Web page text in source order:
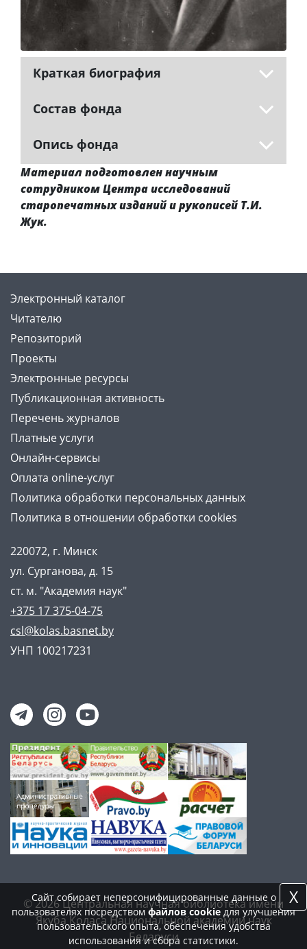
Краткая биография
Состав фонда
Опись фонда
Материал подготовлен научным
сотрудником Центра исследований
старопечатных изданий и рукописей Т.И.
Жук.
Электронный каталог
Читателю
Репозиторий
Проекты
Электронные ресурсы
Публикационная активность
Перечень журналов
Платные услуги
Онлайн-сервисы
Оплата online-услуг
Политика обработки персональных данных
Политика в отношении обработки cookies
220072, г. Минск
ул. Сурганова, д. 15
ст. м. "Академия наук"
+375 17 375-04-75
csl@kolas.basnet.by
УНП 100217231
© 2026 Центральная научная библиотека имени
Якуба Коласа Национальной академии наук
Беларуси
Сайт собирает неперсонифицированные данные о
пользователях посредствомфайлов cookieдля улучшения
пользовательского опыта, обеспечения удобства
использования и сбора статистики.
X